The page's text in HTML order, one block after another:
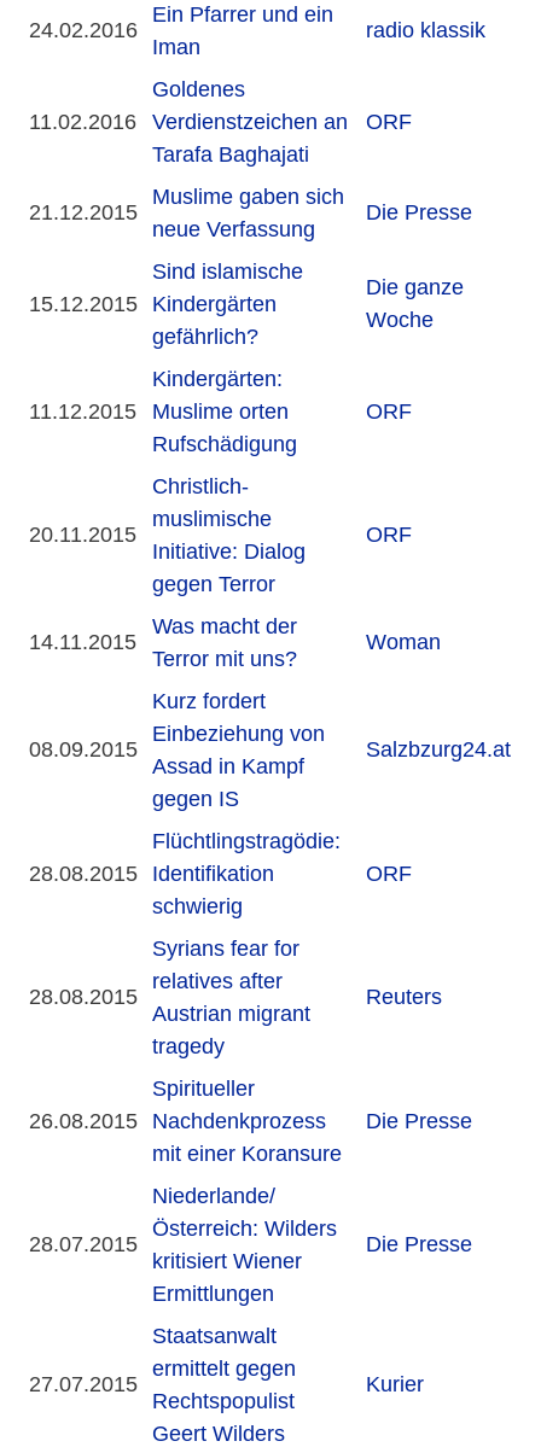
24.02.2016
Ein Pfarrer und ein
Iman
radio klassik
11.02.2016
Goldenes
Verdienstzeichen an
Tarafa Baghajati
ORF
21.12.2015
Muslime gaben sich
neue Verfassung
Die Presse
15.12.2015
Sind islamische
Kindergärten
gefährlich?
Die ganze
Woche
11.12.2015
Kindergärten:
Muslime orten
Rufschädigung
ORF
20.11.2015
Christlich-
muslimische
Initiative: Dialog
gegen Terror
ORF
14.11.2015
Was macht der
Terror mit uns?
Woman
08.09.2015
Kurz fordert
Einbeziehung von
Assad in Kampf
gegen IS
Salzbzurg24.at
28.08.2015
Flüchtlingstragödie:
Identifikation
schwierig
ORF
28.08.2015
Syrians fear for
relatives after
Austrian migrant
tragedy
Reuters
26.08.2015
Spiritueller
Nachdenkprozess
mit einer Koransure
Die Presse
28.07.2015
Niederlande/
Österreich: Wilders
kritisiert Wiener
Ermittlungen
Die Presse
27.07.2015
Staatsanwalt
ermittelt gegen
Rechtspopulist
Geert Wilders
Kurier